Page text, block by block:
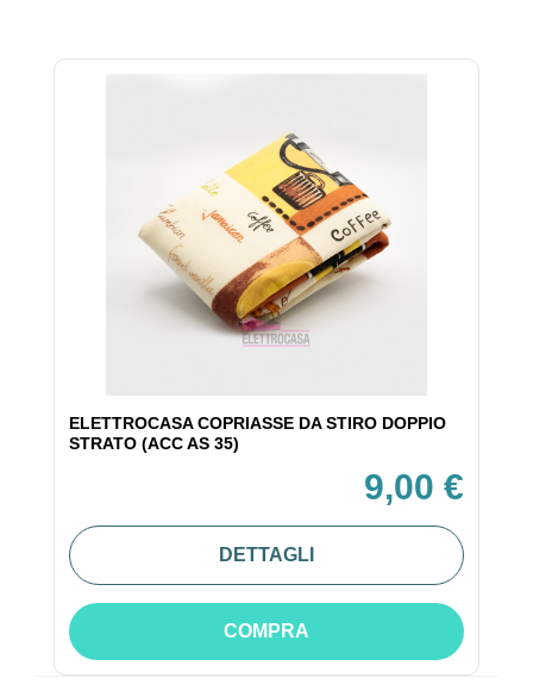
ELETTROCASA COPRIASSE DA STIRO DOPPIO
STRATO (ACC AS 35)
9,00 €
DETTAGLI
COMPRA